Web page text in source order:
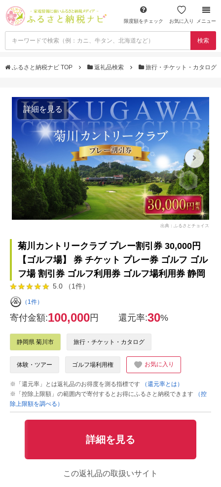
限度額をチェック お気に入り メニュー
検索
ふるさと納税ナビ TOP 返礼品検索 旅行・チケット・カタログ
詳細を見る
出典：ふるさとチョイス
菊川カントリークラブ プレー割引券 30,000円
【ゴルフ場】 券 チケット プレー券 ゴルフ ゴル
フ場 割引券 ゴルフ利用券 ゴルフ場利用券 静岡
5.0 （1件）
（1件）
寄付金額:100,000円 還元率:30%
静岡県 菊川市 旅行・チケット・カタログ
体験・ツアー ゴルフ場利用権 お気に入り
※「還元率」とは返礼品のお得度を測る指標です
（還元率とは）
※「控除上限額」の範囲内で寄付するとお得にふるさと納税できます
（控
除上限額を調べる）
詳細を見る
この返礼品の取扱いサイト